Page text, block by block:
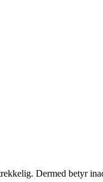
Dermed betyr